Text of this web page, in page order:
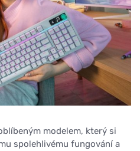
modelem, který si
spolehlivému fungování a